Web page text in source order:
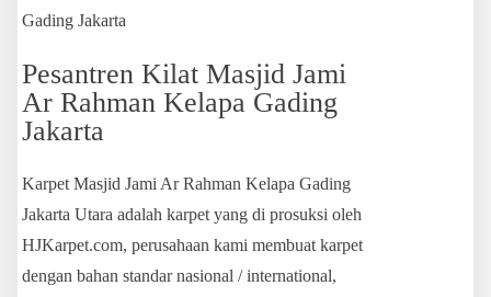
Gading Jakarta
Pesantren Kilat Masjid Jami
Ar Rahman Kelapa Gading
Jakarta
Karpet Masjid Jami Ar Rahman Kelapa Gading
Jakarta Utara adalah karpet yang di prosuksi oleh
HJKarpet.com, perusahaan kami membuat karpet
dengan bahan standar nasional / international,